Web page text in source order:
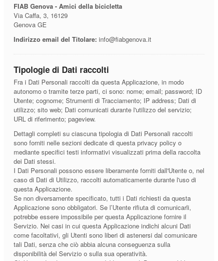
FIAB Genova - Amici della bicicletta
Via Caffa, 3, 16129
Genova GE
Indirizzo email del Titolare: info@fiabgenova.it
Tipologie di Dati raccolti
Fra i Dati Personali raccolti da questa Applicazione, in modo
autonomo o tramite terze parti, ci sono: nome; email; password; ID
Utente; cognome; Strumenti di Tracciamento; IP address; Dati di
utilizzo; sito web; Dati comunicati durante l'utilizzo del servizio;
URL di riferimento; pageview.
Dettagli completi su ciascuna tipologia di Dati Personali raccolti
sono forniti nelle sezioni dedicate di questa privacy policy o
mediante specifici testi informativi visualizzati prima della raccolta
dei Dati stessi.
I Dati Personali possono essere liberamente forniti dall'Utente o, nel
caso di Dati di Utilizzo, raccolti automaticamente durante l'uso di
questa Applicazione.
Se non diversamente specificato, tutti i Dati richiesti da questa
Applicazione sono obbligatori. Se l’Utente rifiuta di comunicarli,
potrebbe essere impossibile per questa Applicazione fornire il
Servizio. Nei casi in cui questa Applicazione indichi alcuni Dati
come facoltativi, gli Utenti sono liberi di astenersi dal comunicare
tali Dati, senza che ciò abbia alcuna conseguenza sulla
disponibilità del Servizio o sulla sua operatività.